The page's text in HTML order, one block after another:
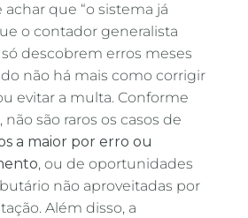
que “o sistema já
o contador generalista
descobrem erros meses
não há mais como corrigir
evitar a multa. Conforme
são raros os casos de
a maior por erro ou
, ou de oportunidades
não aproveitadas por
Além disso, a